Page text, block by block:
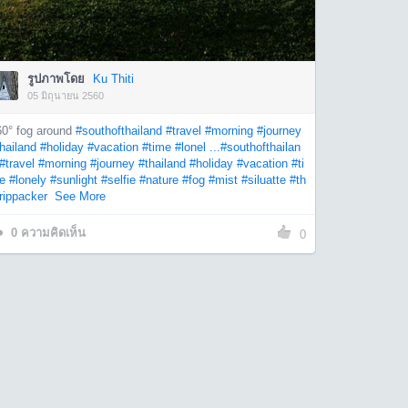
รูปภาพโดย Ku Thiti
05 มิถุนายน 2560
fog around #southofthailand #travel #morning #journey
#holiday #vacation #time #lonel ...#southofthailan
#travel #morning #journey #thailand #holiday #vacation #ti
#lonely #sunlight #selfie #nature #fog #mist #siluatte #th
See More
0 ความคิดเห็น 0